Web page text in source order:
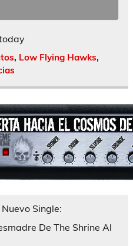
, Low Flying Hawks,
Single:
De The Shrine Al